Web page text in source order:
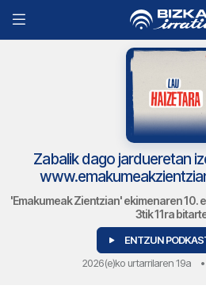
Zabalik dago jardueretan
'Emakumeak Zientzian' ekimenaren 10.
3tik 11ra
ENTZUN
2026(e)ko urtarrilaren 19a •